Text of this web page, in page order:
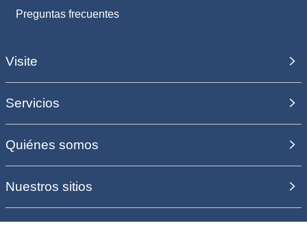
Preguntas frecuentes
Visite
Servicios
Quiénes somos
Nuestros sitios